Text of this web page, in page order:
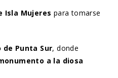
Isla Mujeres para tomarse
de Punta Sur, donde
a la diosa